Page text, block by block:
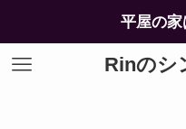
平屋の家
Rinのシ